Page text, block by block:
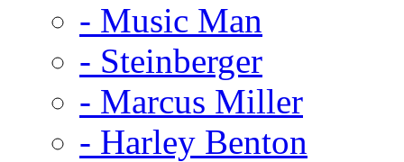
- Music Man
- Steinberger
- Marcus Miller
- Harley Benton